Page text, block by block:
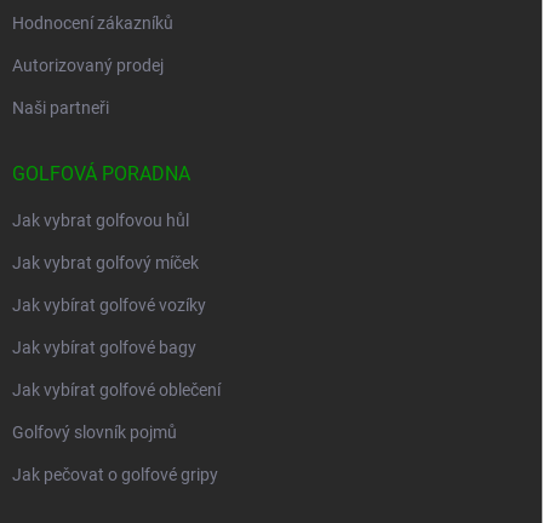
Hodnocení zákazníků
Autorizovaný prodej
Naši partneři
GOLFOVÁ PORADNA
Jak vybrat golfovou hůl
Jak vybrat golfový míček
Jak vybírat golfové vozíky
Jak vybírat golfové bagy
Jak vybírat golfové oblečení
Golfový slovník pojmů
Jak pečovat o golfové gripy